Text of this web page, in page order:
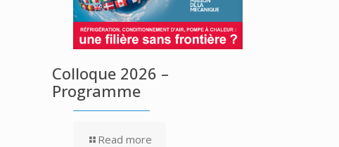
Colloque 2026 –
Programme
Read more